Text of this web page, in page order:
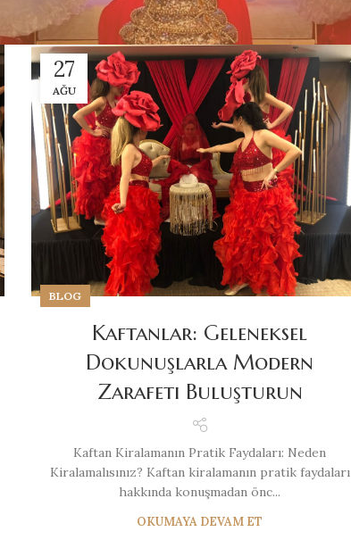
27
AĞU
BLOG
Kaftanlar: Geleneksel
Dokunuşlarla Modern
Zarafeti Buluşturun
Kaftan Kiralamanın Pratik Faydaları: Neden
Kiralamalısınız? Kaftan kiralamanın pratik faydaları
hakkında konuşmadan önc...
OKUMAYA DEVAM ET